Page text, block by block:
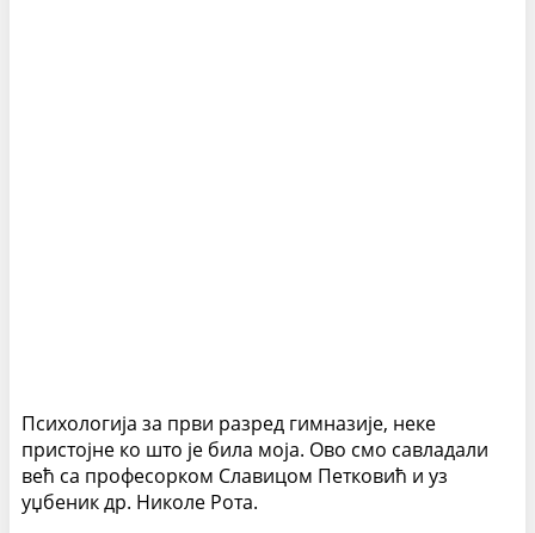
Психологија за први разред гимназије, неке
пристојне ко што је била моја. Ово смо савладали
већ са професорком Славицом Петковић и уз
уџбеник др. Николе Рота.